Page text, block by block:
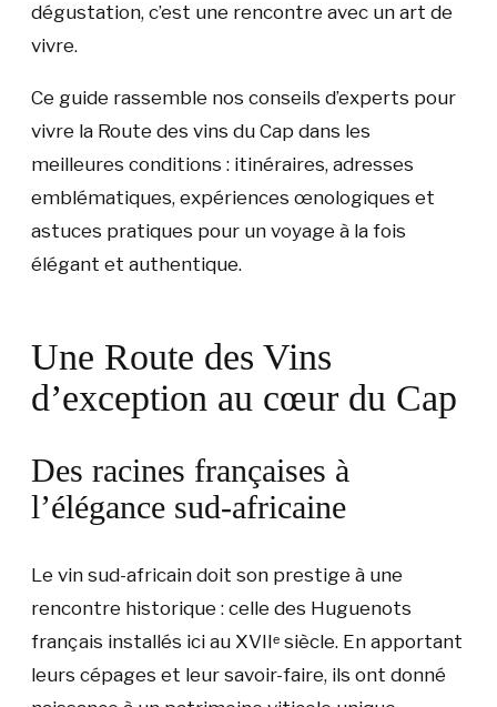
dégustation, c’est une rencontre avec un art de
vivre.
Ce guide rassemble nos conseils d’experts pour
vivre la Route des vins du Cap dans les
meilleures conditions : itinéraires, adresses
emblématiques, expériences œnologiques et
astuces pratiques pour un voyage à la fois
élégant et authentique.
Une Route des Vins
d’exception au cœur du Cap
Des racines françaises à
l’élégance sud-africaine
Le vin sud-africain doit son prestige à une
rencontre historique : celle des Huguenots
français installés ici au XVIIᵉ siècle. En apportant
leurs cépages et leur savoir-faire, ils ont donné